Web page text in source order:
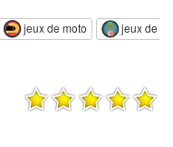
jeux de moto jeux de